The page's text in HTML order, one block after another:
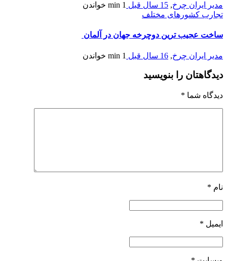
مدیر ایران چرخ, 15 سال قبل 1 min
خواندن
تجارب کشورهای مختلف
ساخت عجيب ترين دوچرخه جهان در آلمان
مدیر ایران چرخ, 16 سال قبل 1 min خواندن
دیدگاهتان را بنویسید
دیدگاه شما *
نام *
ایمیل *